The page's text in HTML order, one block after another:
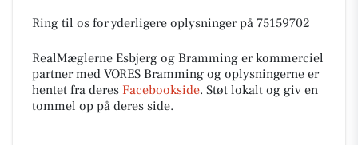
Ring til os for yderligere oplysninger på 75159702
RealMæglerne Esbjerg og Bramming er kommerciel
partner med VORES Bramming og oplysningerne er
hentet fra deres Facebookside. Støt lokalt og giv en
tommel op på deres side.